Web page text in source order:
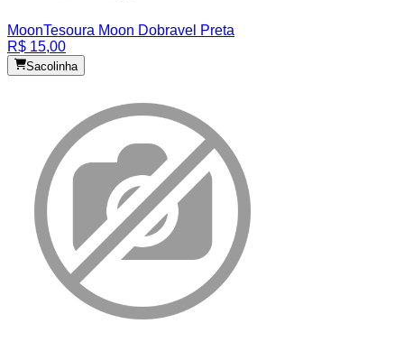
MoonTesoura Moon Dobravel Preta
R$ 15,00
Sacolinha